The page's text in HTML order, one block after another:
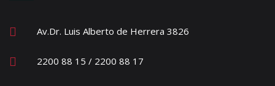
Av.Dr. Luis Alberto de Herrera 3826
2200 88 15 / 2200 88 17